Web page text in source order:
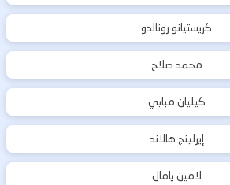
كريستيانو رونالدو
محمد صلاح
كيليان مبابي
إيرلينج هالاند
لامين يامال